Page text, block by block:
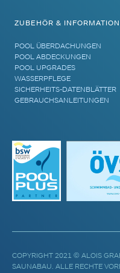
ZUBEHÖR &
POOL ÜBERDACHUNGEN
POOL ABDECKUNGEN
POOL UPGRADES
WASSERPFLEGE
SICHERHEITS-DATENBLÄTTER
GEBRAUCHSANLEITUNGEN
COPYRIGHT 2021 © ALOIS
SAUNABAU. ALLE RECHTE